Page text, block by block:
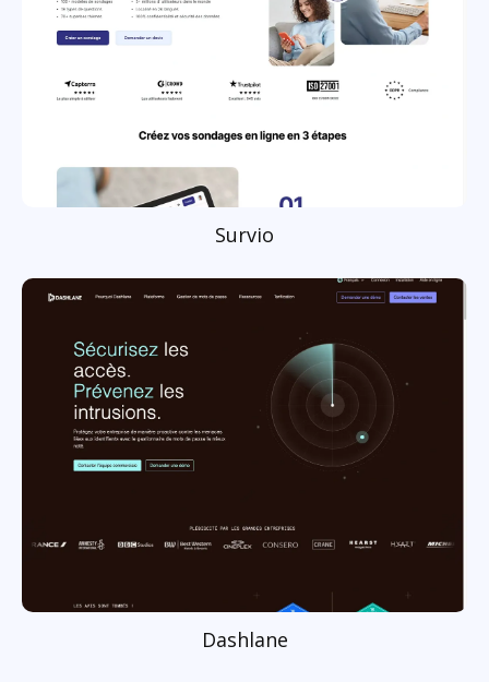
Survio
Dashlane